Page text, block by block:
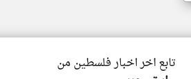
تابع اخر اخبار فلسطين من